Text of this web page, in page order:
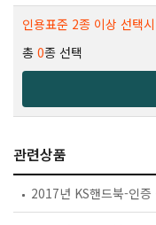
인용표준 2종 이상 선택
총 0종 선택
관련상품
2017년 KS핸드북-인증